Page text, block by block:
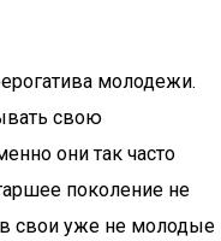
молодежи.
свою
они так часто
поколение не
свои уже не молодые